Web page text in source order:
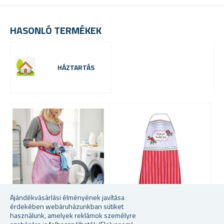
Ajándékvásárlási élményének javítása
érdekében webáruházunkban sütiket
használunk, amelyek reklámok személyre
HASONLÓ TERMÉKEK
HÁZTARTÁS
RUHAGYŰJTŐ KÖTÉNY KONYHAI KÖTÉNY -